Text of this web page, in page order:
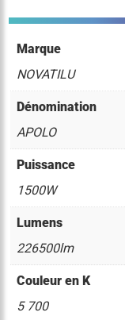
Marque
NOVATILU
Dénomination
APOLO
Puissance
1500W
Lumens
226500lm
Couleur en K
5 700